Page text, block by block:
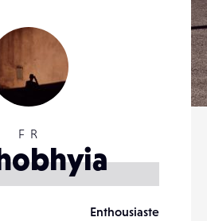
F R
Enthousiaste